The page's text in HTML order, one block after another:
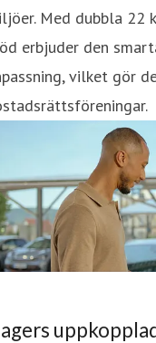
Med dubbla 22
erbjuder den
vilket gör